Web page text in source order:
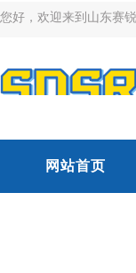
您好，欢迎来到山东赛
网站首页